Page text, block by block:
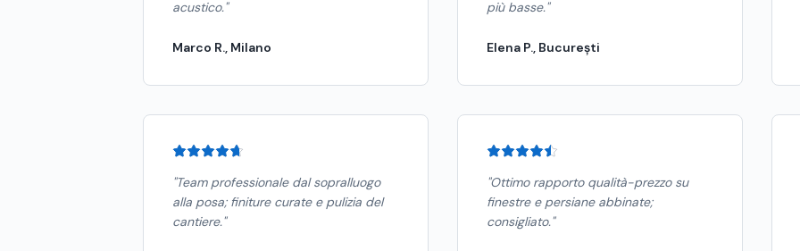
acustico."
Marco R., Milano
più basse."
Elena P., București
"Team professionale dal sopralluogo
alla posa; finiture curate e pulizia del
cantiere."
"Ottimo rapporto qualità-prezzo su
finestre e persiane abbinate;
consigliato."